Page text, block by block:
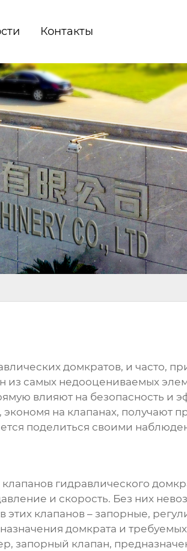
Контакты
домкратов, и часто,
самых недооцениваемых
влияют на безопасность и
на клапанах, получают
поделиться своими
клапанов гидравлического
и скорость. Без них
этих клапанов – запорные,
домкрата и
запорный клапан,